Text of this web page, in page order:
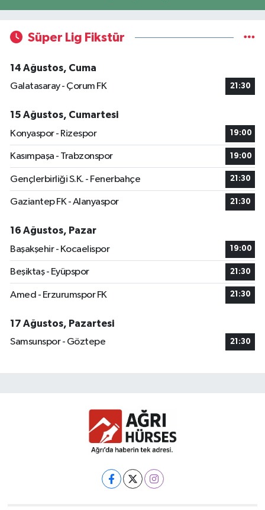
Süper Lig Fikstür
14 Ağustos, Cuma
Galatasaray - Çorum FK
21:30
15 Ağustos, Cumartesi
Konyaspor - Rizespor
19:00
Kasımpaşa - Trabzonspor 19:00
Gençlerbirliği S.K. - Fenerbahçe 21:30
Gaziantep FK - Alanyaspor 21:30
16 Ağustos, Pazar
Başakşehir - Kocaelispor
19:00
Beşiktaş - Eyüpspor 21:30
Amed - Erzurumspor FK 21:30
17 Ağustos, Pazartesi
Samsunspor - Göztepe
21:30